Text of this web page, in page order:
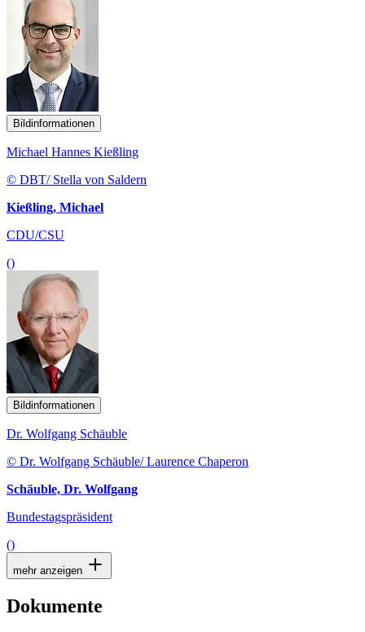
Bildinformationen
Michael Hannes Kießling
© DBT/ Stella von Saldern
Kießling, Michael
CDU/CSU
()
Bildinformationen
Dr. Wolfgang Schäuble
© Dr. Wolfgang Schäuble/ Laurence Chaperon
Schäuble, Dr. Wolfgang
Bundestagspräsident
()
mehr anzeigen
Dokumente